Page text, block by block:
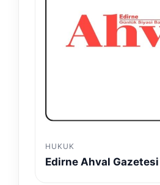
HUKUK
Edirne Ahval Gazetesi